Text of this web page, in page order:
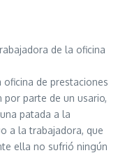
de la oficina
de prestaciones
por parte de un usario,
patada a la
a la trabajadora, que
ella no sufrió ningún